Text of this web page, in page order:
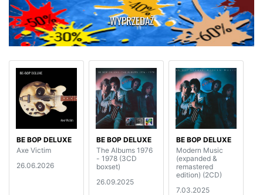
WYPRZEDAŻ
BE BOP DELUXE
Axe Victim
26.06.2026
BE BOP DELUXE
The Albums 1976
- 1978 (3CD
boxset)
26.09.2025
BE BOP DELUXE
Modern Music
(expanded &
remastered
edition) (2CD)
7.03.2025